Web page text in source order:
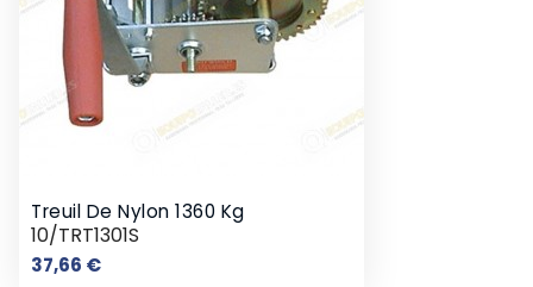
Treuil De Nylon 1360 Kg
10/TRT1301S
37,66 €Prix